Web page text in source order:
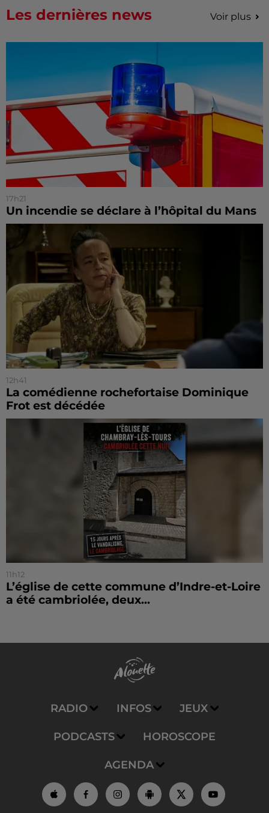
Les dernières news Voir plus
17h21
Un incendie se déclare à l’hôpital du Mans
12h41
La comédienne rochefortaise Dominique
Frot est décédée
11h12
L’église de cette commune d’Indre-et-Loire
a été cambriolée, deux...
RADIO INFOS JEUX
PODCASTS HOROSCOPE
AGENDA